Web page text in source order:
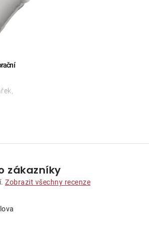
zákazníky
Zobrazit všechny recenze